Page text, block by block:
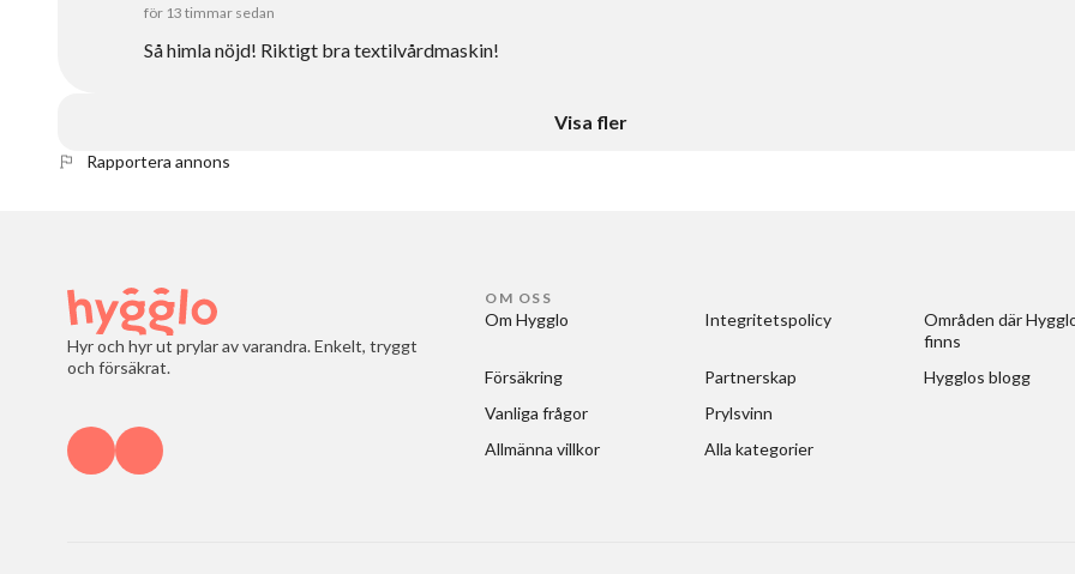
för 13 timmar sedan
Så himla nöjd! Riktigt bra textilvårdmaskin!
Visa fler
Rapportera annons
Hyr och hyr ut prylar av varandra. Enkelt, tryggt
och försäkrat.
OM OSS
Om Hygglo
Försäkring
Vanliga frågor
Allmänna villkor
Integritetspolicy
Partnerskap
Prylsvinn
Alla kategorier
Områden där
finns
Hygglos blogg